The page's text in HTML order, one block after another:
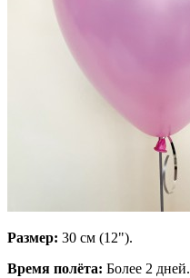
Размер: 30 см (12").
Время полёта: Более 2 дней.